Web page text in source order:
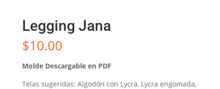
Legging Jana
$10.00
Molde Descargable en PDF
Telas sugeridas: Algodón con Lycra, Lycra engomada,